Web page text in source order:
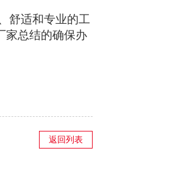
舒适和专业的工
家总结的确保办
返回列表